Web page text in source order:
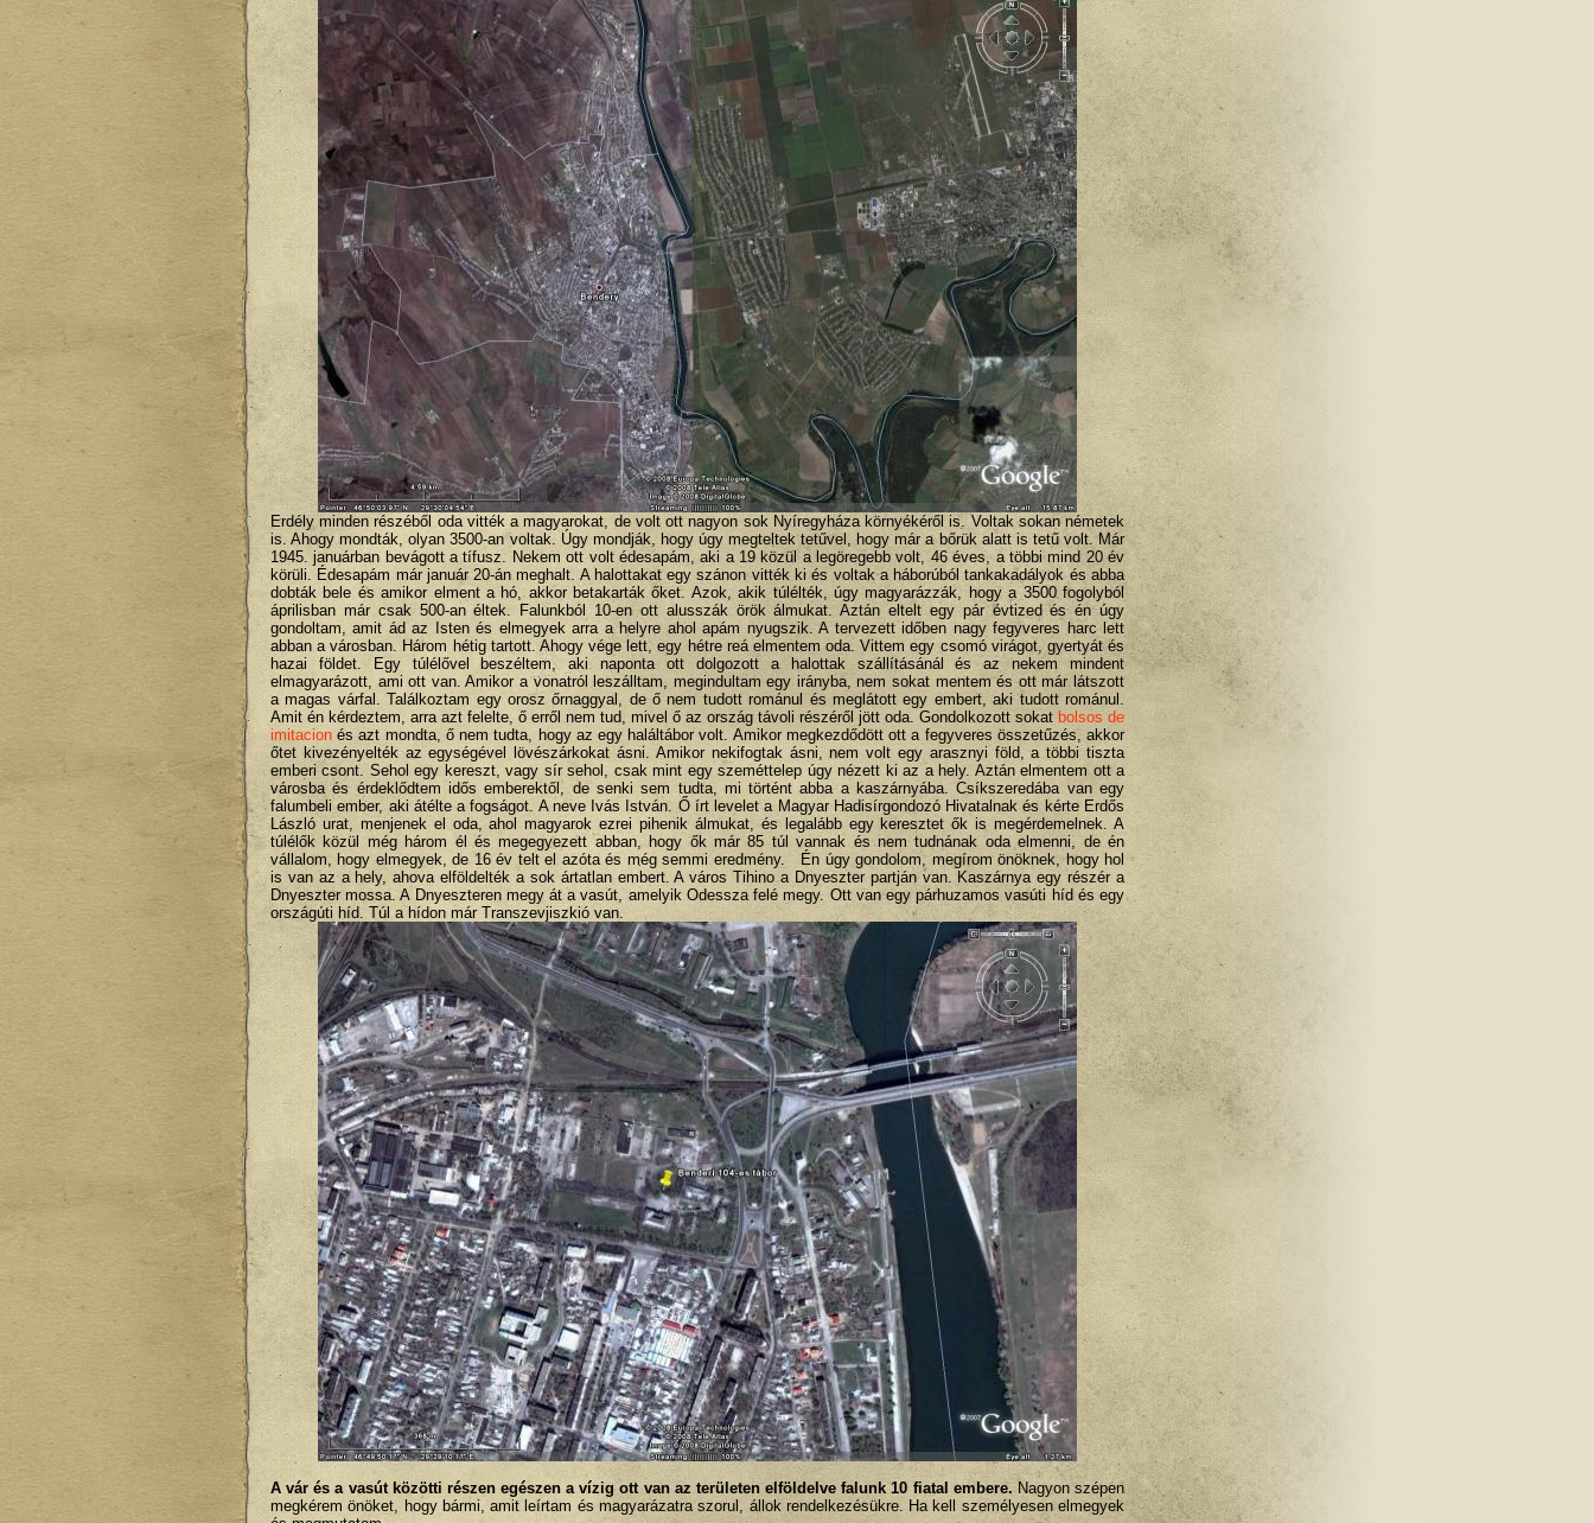
Erdély minden részéből oda vitték a magyarokat, de volt ott nagyon sok Nyíregyháza környékéről is. Voltak sokan németek
is. Ahogy mondták, olyan 3500-an voltak. Úgy mondják, hogy úgy megteltek tetűvel, hogy már a bőrük alatt is tetű volt. Már
1945. januárban bevágott a tífusz. Nekem ott volt édesapám, aki a 19 közül a legöregebb volt, 46 éves, a többi mind 20 év
körüli. Édesapám már január 20-án meghalt. A halottakat egy szánon vitték ki és voltak a háborúból tankakadályok és abba
dobták bele és amikor elment a hó, akkor betakarták őket. Azok, akik túlélték, úgy magyarázzák, hogy a 3500 fogolyból
áprilisban már csak 500-an éltek. Falunkból 10-en ott alusszák örök álmukat. Aztán eltelt egy pár évtized és én úgy
gondoltam, amit ád az Isten és elmegyek arra a helyre ahol apám nyugszik. A tervezett időben nagy fegyveres harc lett
abban a városban. Három hétig tartott. Ahogy vége lett, egy hétre reá elmentem oda. Vittem egy csomó virágot, gyertyát és
hazai földet. Egy túlélővel beszéltem, aki naponta ott dolgozott a halottak szállításánál és az nekem mindent
elmagyarázott, ami ott van. Amikor a vonatról leszálltam, megindultam egy irányba, nem sokat mentem és ott már látszott
a magas várfal. Találkoztam egy orosz őrnaggyal, de ő nem tudott románul és meglátott egy embert, aki tudott románul.
Amit én kérdeztem, arra azt felelte, ő erről nem tud, mivel ő az ország távoli részéről jött oda. Gondolkozott sokat bolsos de
imitacion és azt mondta, ő nem tudta, hogy az egy haláltábor volt. Amikor megkezdődött ott a fegyveres összetűzés, akkor
őtet kivezényelték az egységével lövészárkokat ásni. Amikor nekifogtak ásni, nem volt egy arasznyi föld, a többi tiszta
emberi csont. Sehol egy kereszt, vagy sír sehol, csak mint egy szeméttelep úgy nézett ki az a hely. Aztán elmentem ott a
városba és érdeklődtem idős emberektől, de senki sem tudta, mi történt abba a kaszárnyába. Csíkszeredába van egy
falumbeli ember, aki átélte a fogságot. A neve Ivás István. Ő írt levelet a Magyar Hadisírgondozó Hivatalnak és kérte Erdős
László urat, menjenek el oda, ahol magyarok ezrei pihenik álmukat, és legalább egy keresztet ők is megérdemelnek. A
túlélők közül még három él és megegyezett abban, hogy ők már 85 túl vannak és nem tudnának oda elmenni, de én
vállalom, hogy elmegyek, de 16 év telt el azóta és még semmi eredmény. Én úgy gondolom, megírom önöknek, hogy hol
is van az a hely, ahova elföldelték a sok ártatlan embert. A város Tihino a Dnyeszter partján van. Kaszárnya egy részér a
Dnyeszter mossa. A Dnyeszteren megy át a vasút, amelyik Odessza felé megy. Ott van egy párhuzamos vasúti híd és egy
országúti híd. Túl a hídon már Transzevjiszkió van.
A vár és a vasút közötti részen egészen a vízig ott van az területen elföldelve falunk 10 fiatal embere. Nagyon szépen
megkérem önöket, hogy bármi, amit leírtam és magyarázatra szorul, állok rendelkezésükre. Ha kell személyesen elmegyek